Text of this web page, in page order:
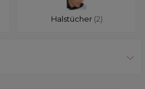
Halstücher (2)